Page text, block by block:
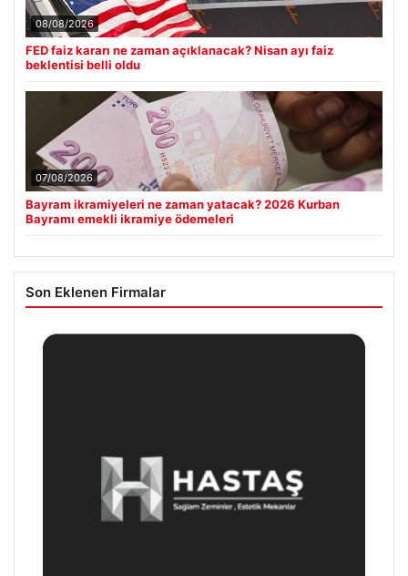
08/08/2026
FED faiz kararı ne zaman açıklanacak? Nisan ayı faiz
beklentisi belli oldu
07/08/2026
Bayram ikramiyeleri ne zaman yatacak? 2026 Kurban
Bayramı emekli ikramiye ödemeleri
Son Eklenen Firmalar